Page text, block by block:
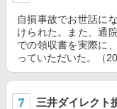
自損事故でお世話に
けられた。また、通
での領収書を実際に
っていただいた。（
三井ダイレクト